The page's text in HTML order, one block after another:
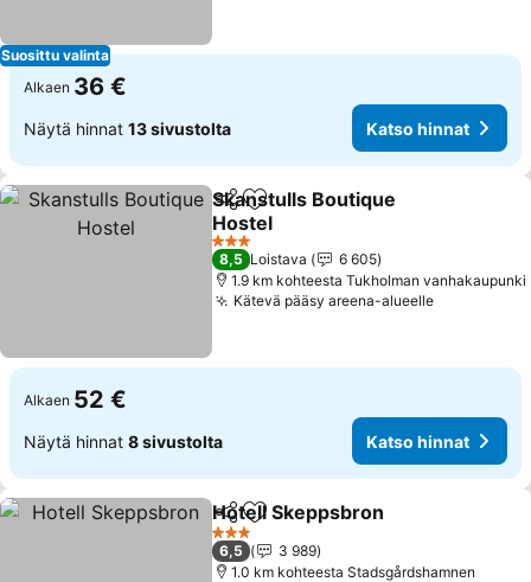
Suosittu valinta
Alkaen 36 €
Näytä hinnat 13 sivustolta Katso hinnat
Jaa Lisää suosikkeihin
Skanstulls Boutique
Hostel
3 Tähtiluokitus
8,5 Loistava
6 605
1.9 km kohteesta Tukholman vanhakaupunki
Kätevä pääsy areena-alueelle
Alkaen 52 €
Näytä hinnat 8 sivustolta Katso hinnat
Jaa Lisää suosikkeihin
Hotell Skeppsbron
3 Tähtiluokitus
6,5
3 989
1.0 km kohteesta Stadsgårdshamnen